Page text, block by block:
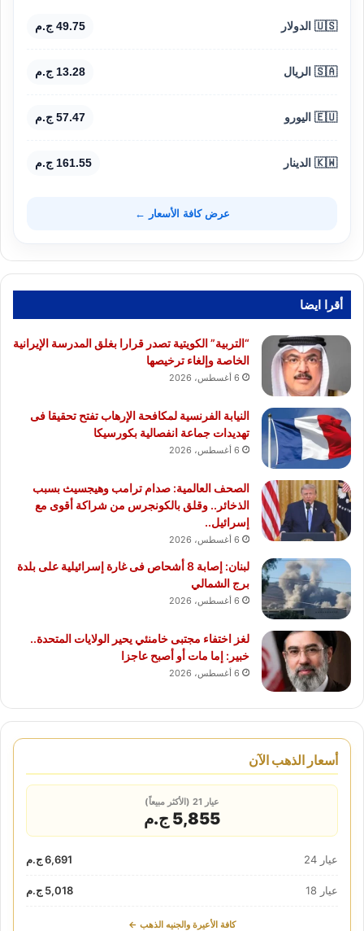
🇺🇸 الدولار 49.75 ج.م
🇸🇦 الريال 13.28 ج.م
🇪🇺 اليورو 57.47 ج.م
🇰🇼 الدينار 161.55 ج.م
عرض كافة الأسعار ←
أقرا ايضا
“التربية” الكويتية تصدر قرارا بغلق المدرسة الإيرانية
الخاصة وإلغاء ترخيصها
6 أغسطس، 2026
النيابة الفرنسية لمكافحة الإرهاب تفتح تحقيقا فى
تهديدات جماعة انفصالية بكورسيكا
6 أغسطس، 2026
الصحف العالمية: صدام ترامب وهيجسيث بسبب
الذخائر.. وقلق بالكونجرس من شراكة أقوى مع
إسرائيل..
6 أغسطس، 2026
لبنان: إصابة 8 أشحاص فى غارة إسرائيلية على بلدة
برج الشمالي
6 أغسطس، 2026
لغز اختفاء مجتبى خامنئي يحير الولايات المتحدة..
خبير: إما مات أو أصبح عاجزا
6 أغسطس، 2026
أسعار الذهب الآن
عيار 21 (الأكثر مبيعاً)
5,855 ج.م
عيار 24 6,691 ج.م
عيار 18 5,018 ج.م
كافة الأعيرة والجنيه الذهب ←